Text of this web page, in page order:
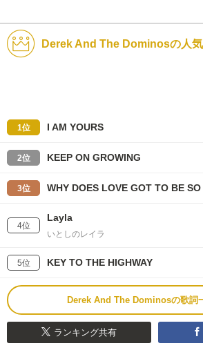
Derek And The Dominosの人
1位 I AM YOURS
2位 KEEP ON GROWING
3位 WHY DOES LOVE GOT TO BE
4位
Layla
いとしのレイラ
5位 KEY TO THE HIGHWAY
Derek And The Dominosの歌詞
ランキング共有